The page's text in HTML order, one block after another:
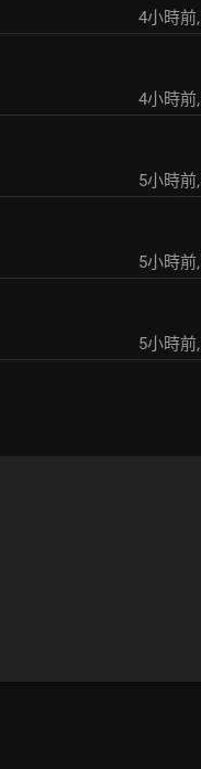
4小時前,
4小時前,
5小時前,
5小時前,
5小時前,